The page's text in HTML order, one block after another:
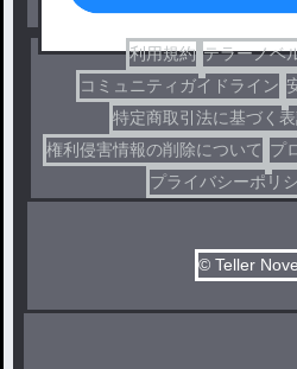
利用規約 テラーノベ
コミュニティガイドライン
特定商取引法に基づく
権利侵害情報の削除について プ
プライバシーポリ
© Teller